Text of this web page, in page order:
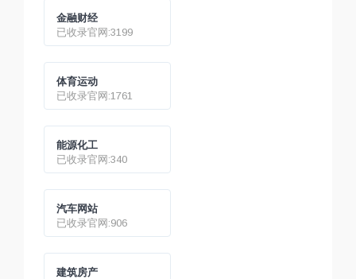
金融财经
已收录官网:3199
体育运动
已收录官网:1761
能源化工
已收录官网:340
汽车网站
已收录官网:906
建筑房产